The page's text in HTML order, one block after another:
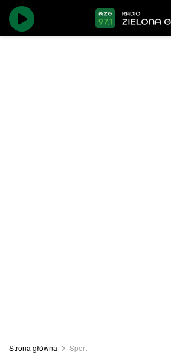
Strona główna Sport